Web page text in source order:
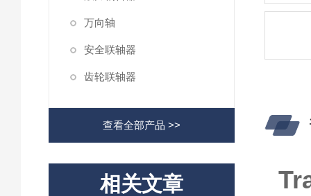
万向轴
安全联轴器
齿轮联轴器
查看全部产品 >>
相关文章